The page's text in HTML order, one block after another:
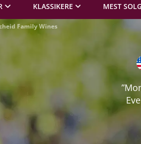
KLASSIKERE MEST
Family Wines